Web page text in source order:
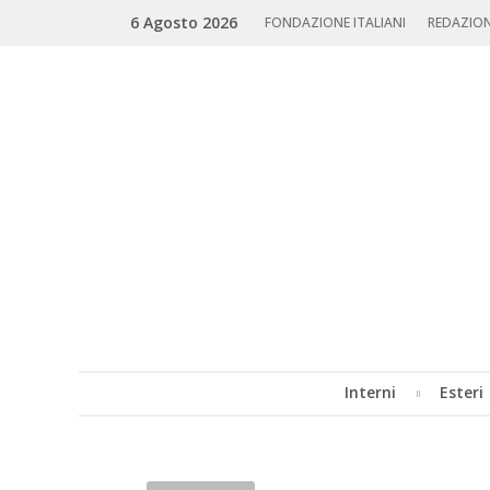
Search
6 Agosto 2026 FONDAZIONE ITALIANI
Interni Esteri